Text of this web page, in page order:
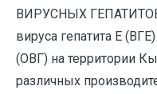
ВИРУСНЫХ
вируса гепатита Е
(ОВГ) на территории
различных